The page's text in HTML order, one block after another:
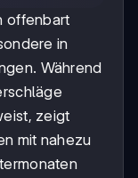
offenbart
in
Während
zeigt
mit nahezu